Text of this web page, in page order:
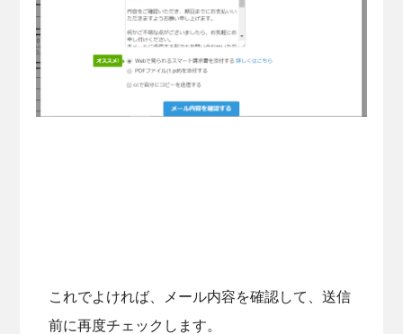
これでよければ、メール内容を確認して、送信
前に再度チェックします。